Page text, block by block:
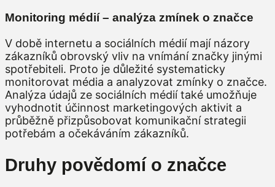
Monitoring médií – analýza zmínek o značce
V době internetu a sociálních médií mají názory
zákazníků obrovský vliv na vnímání značky jinými
spotřebiteli. Proto je důležité systematicky
monitorovat média a analyzovat zmínky o značce.
Analýza údajů ze sociálních médií také umožňuje
vyhodnotit účinnost marketingových aktivit a
průběžně přizpůsobovat komunikační strategii
potřebám a očekáváním zákazníků.
Druhy povědomí o značce